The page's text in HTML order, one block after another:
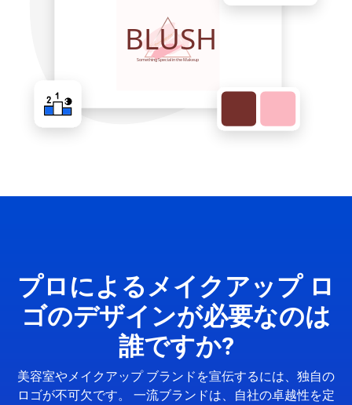
プロによるメイクアップ ロ
ゴのデザインが必要なのは
誰ですか?
美容室やメイクアップ ブランドを宣伝するには、独自の
ロゴが不可欠です。 一流ブランドは、自社の卓越性を定